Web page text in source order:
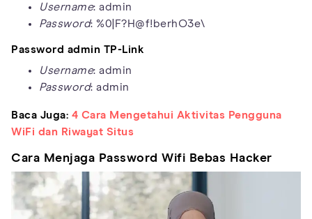
Username: admin
Password: %0|F?H@f!berhO3e\
Password admin TP-Link
Username: admin
Password: admin
Baca Juga: 4 Cara Mengetahui Aktivitas Pengguna
WiFi dan Riwayat Situs
Cara Menjaga Password Wifi Bebas Hacker